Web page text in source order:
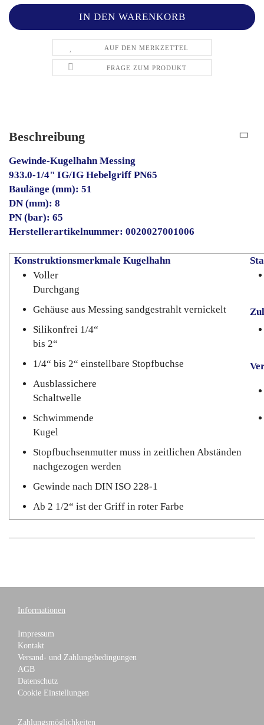
AUF DEN MERKZETTEL
FRAGE ZUM PRODUKT
Beschreibung
Gewinde-Kugelhahn Messing
933.0-1/4" IG/IG Hebelgriff PN65
Baulänge (mm): 51
DN (mm): 8
PN (bar): 65
Herstellerartikelnummer: 0020027001006
Konstruktionsmerkmale Kugelhahn
Voller
Durchgang
Gehäuse aus Messing sandgestrahlt vernickelt
Silikonfrei 1/4“
bis 2“
1/4“ bis 2“ einstellbare Stopfbuchse
Ausblassichere
Schaltwelle
Schwimmende
Kugel
Stopfbuchsenmutter muss in zeitlichen Abständen
nachgezogen werden
Gewinde nach DIN ISO 228-1
Ab 2 1/2“ ist der Griff in roter Farbe
Informationen
Impressum
Kontakt
Versand- und Zahlungsbedingungen
AGB
Datenschutz
Cookie Einstellungen
Zahlungsmöglichkeiten